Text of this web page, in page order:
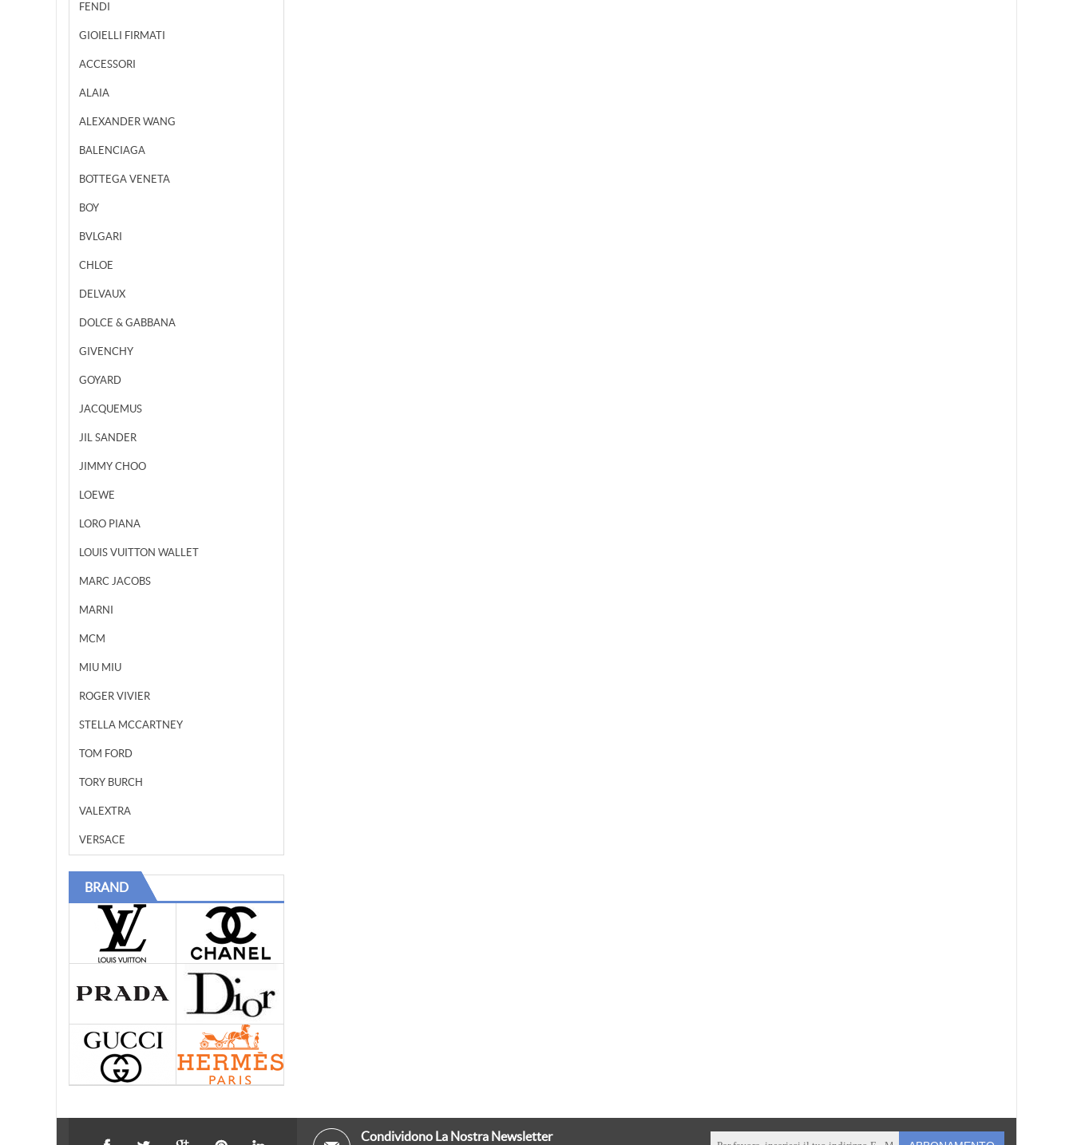
FENDI
GIOIELLI FIRMATI
ACCESSORI
ALAIA
ALEXANDER WANG
BALENCIAGA
BOTTEGA VENETA
BOY
BVLGARI
CHLOE
DELVAUX
DOLCE & GABBANA
GIVENCHY
GOYARD
JACQUEMUS
JIL SANDER
JIMMY CHOO
LOEWE
LORO PIANA
LOUIS VUITTON WALLET
MARC JACOBS
MARNI
MCM
MIU MIU
ROGER VIVIER
STELLA MCCARTNEY
TOM FORD
TORY BURCH
VALEXTRA
VERSACE
BRAND
Condividono La Nostra Newsletter